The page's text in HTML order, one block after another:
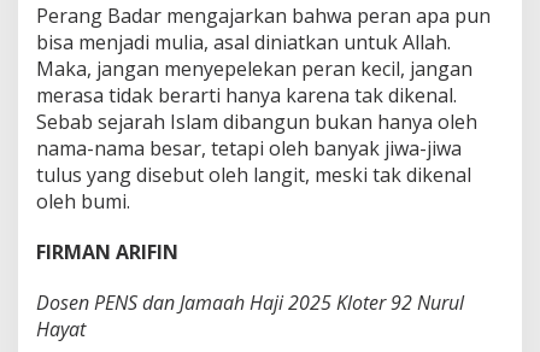
Perang Badar mengajarkan bahwa peran apa pun
bisa menjadi mulia, asal diniatkan untuk Allah.
Maka, jangan menyepelekan peran kecil, jangan
merasa tidak berarti hanya karena tak dikenal.
Sebab sejarah Islam dibangun bukan hanya oleh
nama-nama besar, tetapi oleh banyak jiwa-jiwa
tulus yang disebut oleh langit, meski tak dikenal
oleh bumi.
FIRMAN ARIFIN
Dosen PENS dan Jamaah Haji 2025 Kloter 92 Nurul
Hayat